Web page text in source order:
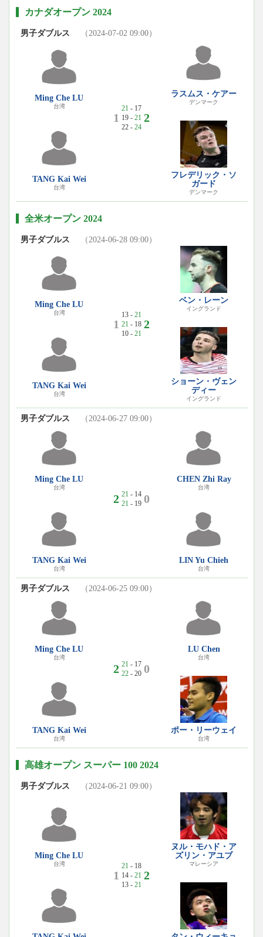
カナダオープン 2024
男子ダブルス （2024-07-02 09:00）
Ming Che LU
台湾
TANG Kai Wei
台湾
1
21 - 17
19 - 21
22 - 24
2
ラスムス・ケアー
デンマーク
フレデリック・ソ
ガード
デンマーク
全米オープン 2024
男子ダブルス （2024-06-28 09:00）
Ming Che LU
台湾
TANG Kai Wei
台湾
1
13 - 21
21 - 18
10 - 21
2
ベン・レーン
イングランド
ショーン・ヴェン
ディー
イングランド
男子ダブルス （2024-06-27 09:00）
Ming Che LU
台湾
TANG Kai Wei
台湾
2 21 - 14
21 - 19 0
CHEN Zhi Ray
台湾
LIN Yu Chieh
台湾
男子ダブルス （2024-06-25 09:00）
Ming Che LU
台湾
TANG Kai Wei
台湾
2 21 - 17
22- 20 0
LU Chen
台湾
ポー・リーウェイ
台湾
高雄オープン スーパー 100 2024
男子ダブルス （2024-06-21 09:00）
Ming Che LU
台湾
1
21 - 18
14 - 21
13 - 21
2
ヌル・モハド・ア
ズリン・アユブ
マレーシア